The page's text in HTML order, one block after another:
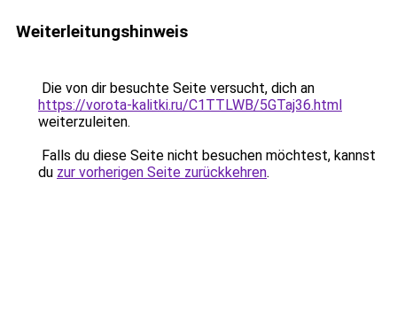
Weiterleitungshinweis
Die von dir besuchte Seite versucht, dich an
https://vorota-kalitki.ru/C1TTLWB/5GTaj36.html
weiterzuleiten.
Falls du diese Seite nicht besuchen möchtest, kannst
du zur vorherigen Seite zurückkehren.